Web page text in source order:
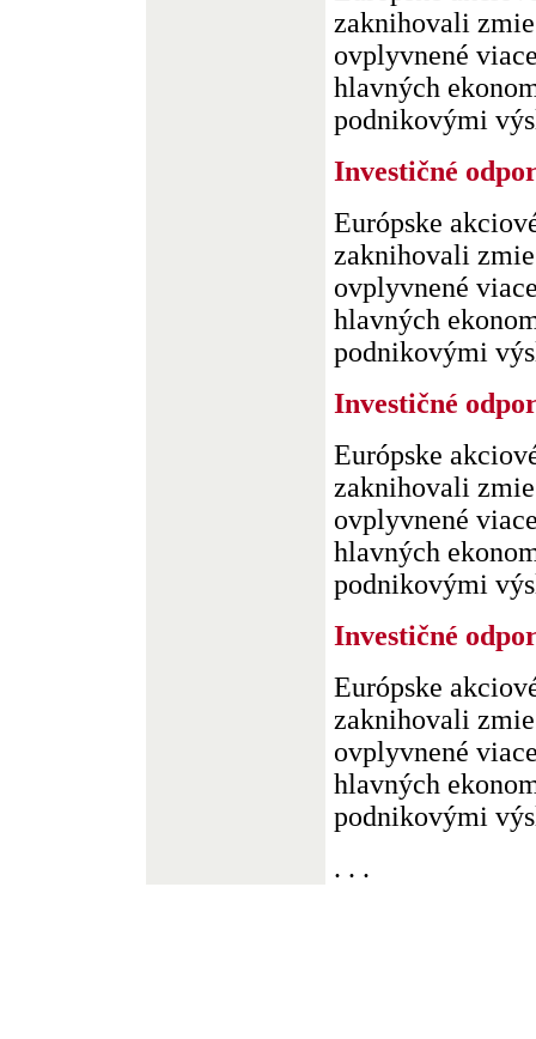
zaknihovali
ovplyvnené
hlavných
podnikovými
Investičné
Európske
zaknihovali
ovplyvnené
hlavných
podnikovými
Investičné
Európske
zaknihovali
ovplyvnené
hlavných
podnikovými
Investičné
Európske
zaknihovali
ovplyvnené
hlavných
podnikovými
. . .